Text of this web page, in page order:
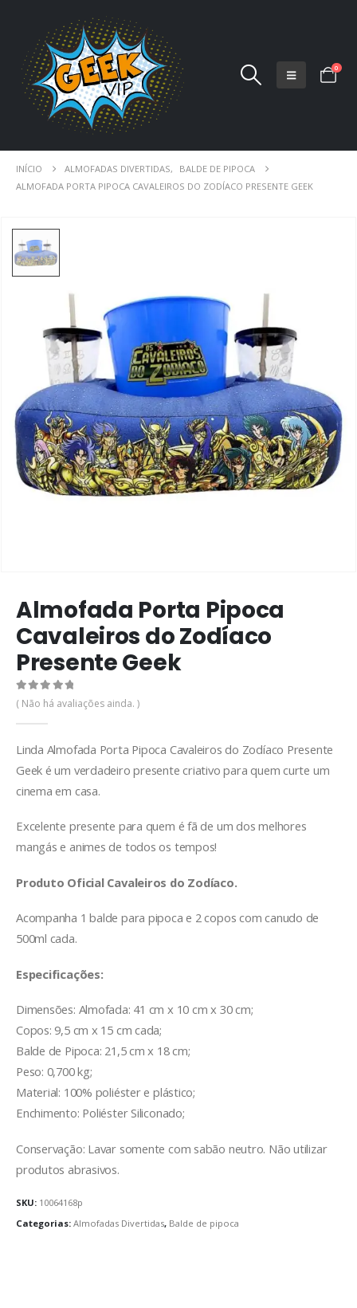
0
INÍCIO ALMOFADAS DIVERTIDAS,
BALDE DE PIPOCA
ALMOFADA PORTA PIPOCA CAVALEIROS DO ZODÍACO PRESENTE GEEK
Almofada Porta Pipoca
Cavaleiros do Zodíaco
Presente Geek
0 de 5
( Não há avaliações ainda. )
Linda Almofada Porta Pipoca Cavaleiros do Zodíaco Presente
Geek é um verdadeiro presente criativo para quem curte um
cinema em casa.
Excelente presente para quem é fã de um dos melhores
mangás e animes de todos os tempos!
Produto Oficial Cavaleiros do Zodíaco.
Acompanha 1 balde para pipoca e 2 copos com canudo de
500ml cada.
Especificações:
Dimensões: Almofada: 41 cm x 10 cm x 30 cm;
Copos: 9,5 cm x 15 cm cada;
Balde de Pipoca: 21,5 cm x 18 cm;
Peso: 0,700 kg;
Material: 100% poliéster e plástico;
Enchimento: Poliéster Siliconado;
Conservação: Lavar somente com sabão neutro. Não utilizar
produtos abrasivos.
SKU: 10064168p
Categorias: Almofadas Divertidas, Balde de pipoca